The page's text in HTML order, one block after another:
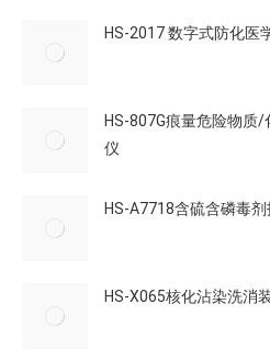
HS-2017 数字式防化医
HS-807G痕量危险物质
仪
HS-A7718含硫含磷毒
HS-X065核化沾染洗消